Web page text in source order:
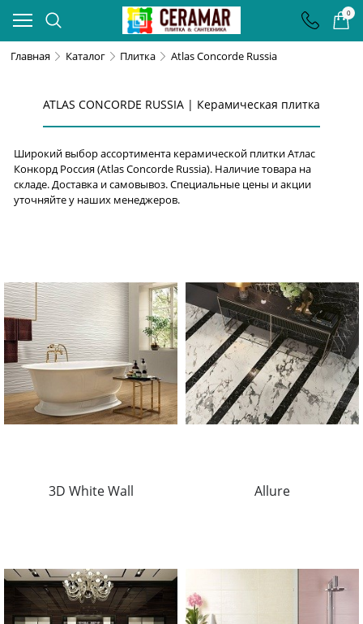
0
Главная Каталог Плитка Atlas Concorde Russia
ATLAS CONCORDE RUSSIA | Керамическая плитка
Широкий выбор ассортимента керамической плитки Атлас
Конкорд Россия (Atlas Concorde Russia). Наличие товара на
складе. Доставка и самовывоз. Специальные цены и акции
уточняйте у наших менеджеров.
3D White Wall Allure